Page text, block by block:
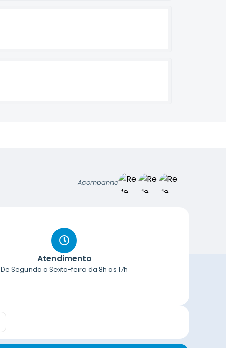
Acompanhe
Atendimento
De Segunda a Sexta-feira da 8h as 17h